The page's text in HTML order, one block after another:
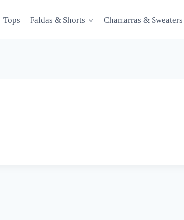
Tops Faldas & Shorts Chamarras & Sweaters